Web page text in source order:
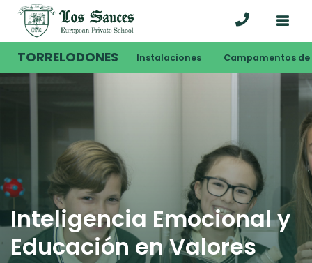
TORRELODONES Instalaciones Campamentos de
Conciliación y Trato
Familiar